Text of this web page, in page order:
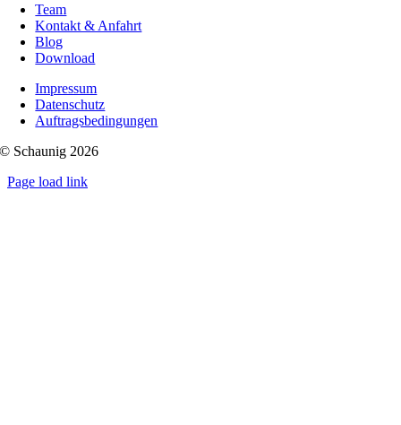
Team
Kontakt & Anfahrt
Blog
Download
Impressum
Datenschutz
Auftragsbedingungen
© Schaunig 2026
Page load link